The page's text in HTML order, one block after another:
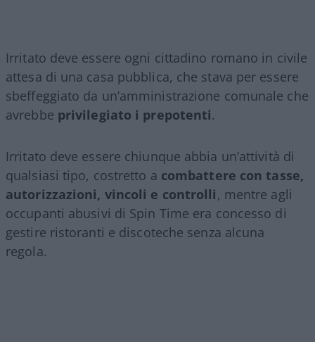
Irritato deve essere ogni cittadino romano in civile
attesa di una casa pubblica, che stava per essere
sbeffeggiato da un’amministrazione comunale che
avrebbe privilegiato i prepotenti.
Irritato deve essere chiunque abbia un’attività di
qualsiasi tipo, costretto a combattere con tasse,
autorizzazioni, vincoli e controlli, mentre agli
occupanti abusivi di Spin Time era concesso di
gestire ristoranti e discoteche senza alcuna
regola.